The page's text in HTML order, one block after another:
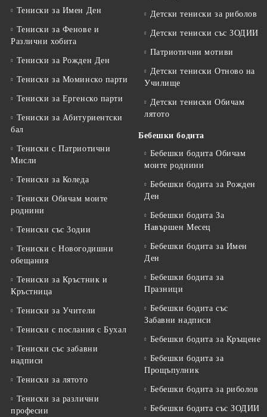
Тениски за Имен Ден
Тениски за Фенове и
Различни хобита
Тениски за Рожден Ден
Тениски за Mоминско парти
Тениски за Eргенско парти
Тениски за Aбитуриентски
бал
Тениски с Патриотични
Мисли
Тениски за Коледа
Тениски Обичам моите
роднини
Тениски със Зодии
Тениски с Новогодишни
обещания
Тениски за Кръстник и
Кръстница
Тениски за Учители
Тениски с послания с Бухал
Тениски със забавни
надписи
Тениски за лятото
Тениски за различни
професии
Детски тениски за риболов
Детски тениски със ЗОДИИ
Патриотични мотиви
Детски тениски Отново на
Училище
Детски тениски Обичам
лятото
Бебешки бодита
Бебешки бодита Обичам
моите роднини
Бебешки бодита за Рожден
Ден
Бебешки бодита За
Навършен Месец
Бебешки бодита за Имен
Ден
Бебешки бодита за
Празници
Бебешки бодита със
Забавни надписи
Бебешки бодита за Кръщене
Бебешки бодита за
Прощъпулник
Бебешки бодита за риболов
Бебешки бодита със ЗОДИИ